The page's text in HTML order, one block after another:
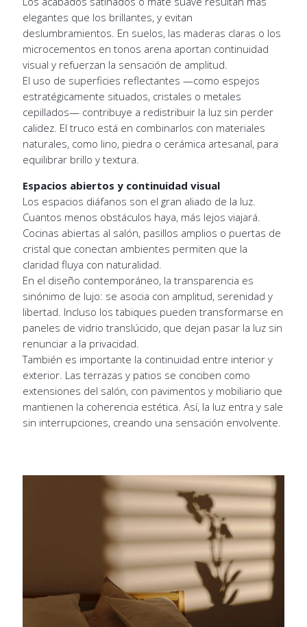
elegantes que los brillantes, y evitan
deslumbramientos. En suelos, las maderas claras o los
microcementos en tonos arena aportan continuidad
visual y refuerzan la sensación de amplitud.
El uso de superficies reflectantes —como espejos
estratégicamente situados, cristales o metales
cepillados— contribuye a redistribuir la luz sin perder
calidez. El truco está en combinarlos con materiales
naturales, como lino, piedra o cerámica artesanal, para
equilibrar brillo y textura.
Espacios abiertos y continuidad visual
Los espacios diáfanos son el gran aliado de la luz.
Cuantos menos obstáculos haya, más lejos viajará.
Cocinas abiertas al salón, pasillos amplios o puertas de
cristal que conectan ambientes permiten que la
claridad fluya con naturalidad.
En el diseño contemporáneo, la transparencia es
sinónimo de lujo: se asocia con amplitud, serenidad y
libertad. Incluso los tabiques pueden transformarse en
paneles de vidrio translúcido, que dejan pasar la luz sin
renunciar a la privacidad.
También es importante la continuidad entre interior y
exterior. Las terrazas y patios se conciben como
extensiones del salón, con pavimentos y mobiliario que
mantienen la coherencia estética. Así, la luz entra y sale
sin interrupciones, creando una sensación envolvente.